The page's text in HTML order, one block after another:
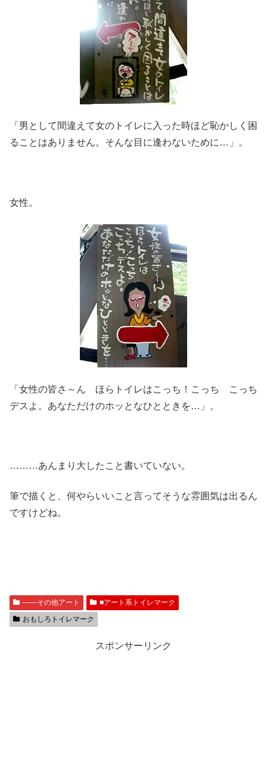
「男として間違えて女のトイレに入った時ほど恥かしく困
ることはありません。そんな目に逢わないために…」。
女性。
「女性の皆さ～ん ほらトイレはこっち！こっち こっち
デスよ。あなただけのホッとなひとときを…」。
………あんまり大したこと書いていない。
筆で描くと、何やらいいこと言ってそうな雰囲気は出るん
ですけどね。
――その他アート
■アート系トイレマーク
おもしろトイレマーク
スポンサーリンク